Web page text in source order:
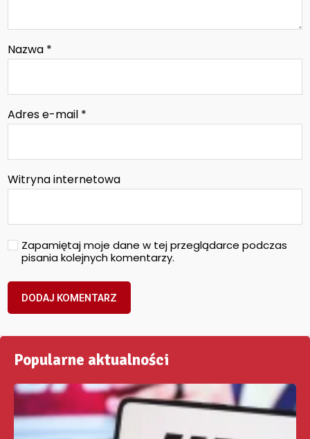
Nazwa *
Adres e-mail *
Witryna internetowa
Zapamiętaj moje dane w tej przeglądarce podczas
pisania kolejnych komentarzy.
Popularne aktualności